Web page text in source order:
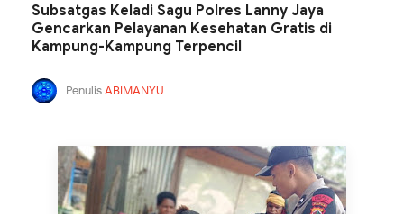
Subsatgas Keladi Sagu Polres Lanny Jaya
Gencarkan Pelayanan Kesehatan Gratis di
Kampung-Kampung Terpencil
PenulisABIMANYU